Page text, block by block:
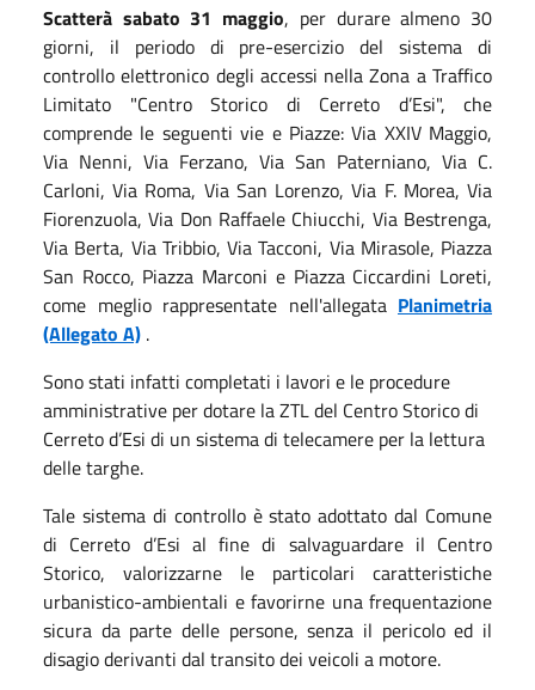
Scatterà sabato 31 maggio, per durare almeno 30
giorni, il periodo di pre-esercizio del sistema di
controllo elettronico degli accessi nella Zona a Traffico
Limitato "Centro Storico di Cerreto d’Esi", che
comprende le seguenti vie e Piazze: Via XXIV Maggio,
Via Nenni, Via Ferzano, Via San Paterniano, Via C.
Carloni, Via Roma, Via San Lorenzo, Via F. Morea, Via
Fiorenzuola, Via Don Raffaele Chiucchi, Via Bestrenga,
Via Berta, Via Tribbio, Via Tacconi, Via Mirasole, Piazza
San Rocco, Piazza Marconi e Piazza Ciccardini Loreti,
come meglio rappresentate nell'allegata Planimetria
(Allegato A) .
Sono stati infatti completati i lavori e le procedure
amministrative per dotare la ZTL del Centro Storico di
Cerreto d’Esi di un sistema di telecamere per la lettura
delle targhe.
Tale sistema di controllo è stato adottato dal Comune
di Cerreto d’Esi al fine di salvaguardare il Centro
Storico, valorizzarne le particolari caratteristiche
urbanistico-ambientali e favorirne una frequentazione
sicura da parte delle persone, senza il pericolo ed il
disagio derivanti dal transito dei veicoli a motore.